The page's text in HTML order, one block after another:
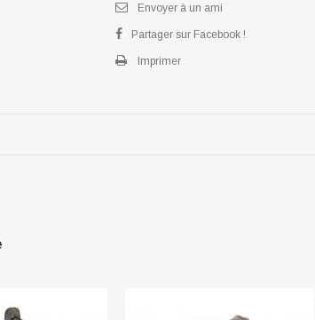
Envoyer à un ami
Partager sur Facebook !
Imprimer